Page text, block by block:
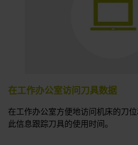
在工作办公室访问刀具数据
在工作办公室方便地访问机床的刀
此信息跟踪刀具的使用时间。